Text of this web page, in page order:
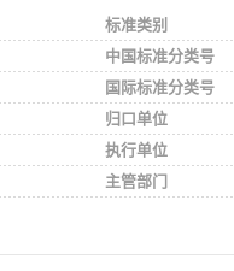
标准类别
中国标准分类号
国际标准分类号
归口单位
执行单位
主管部门